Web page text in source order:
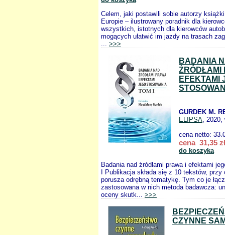
Celem, jaki postawili sobie autorzy
Europie – ilustrowany poradnik dla
wszystkich, istotnych dla kierowców
mogących ułatwić im jazdy na trasach
... >>>
BADANIA
ŻRÓDŁAMI
EFEKTAMI
GURDEK M.
ELIPSA, 2020,
cena netto:
cena 31,35 zł
do koszyka
Badania nad żródłami prawa i efektami
I Publikacja składa się z 10 tekstów,
porusza odrębną tematykę. Tym co je
zastosowana w nich metoda badawcza:
oceny skutk... >>>
CZYNNE